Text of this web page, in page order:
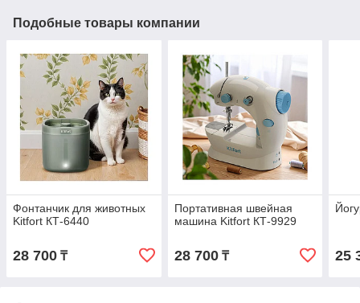
Подобные товары компании
Фонтанчик для животных
Kitfort КТ-6440
28 700 ₸
Портативная швейная
машина Kitfort КТ-9929
28 700₸ 25